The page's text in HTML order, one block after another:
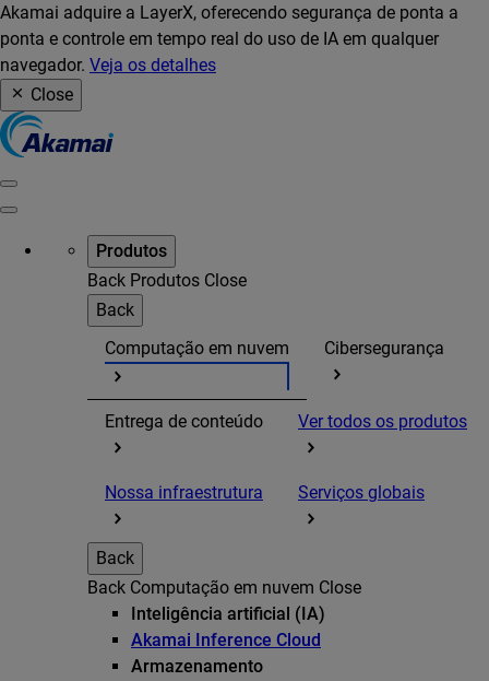
Akamai adquire a LayerX, oferecendo segurança de ponta a
ponta e controle em tempo real do uso de IA em qualquer
navegador. Veja os detalhes
Close
Produtos
Back Produtos Close
Back
Computação em nuvem
Cibersegurança
Entrega de conteúdo Ver todos os produtos
Nossa infraestrutura Serviços globais
Back
Back Computação em nuvem Close
Inteligência artificial (IA)
Akamai Inference Cloud
Armazenamento